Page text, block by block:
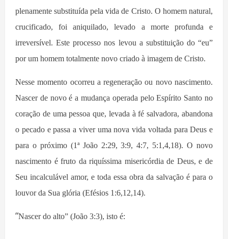
plenamente substituída pela vida de Cristo. O homem natural,
crucificado,foi aniquilado, levado a morte profunda e
irreversível. Este processo nos levou a substituição do “eu”
por um homem totalmente novo criado à imagem de Cristo.
Nesse momento ocorreu a regeneração ou novo nascimento.
Nascer de novo é a mudança operada pelo Espírito Santo no
coração de uma pessoa que, levada à fé salvadora, abandona
o pecado e passa a viver uma nova vida voltada para Deus e
para o próximo (1ª João 2:29, 3:9, 4:7, 5:1,4,18). O novo
nascimento é fruto da riquíssima misericórdia de Deus, e de
Seu incalculável amor, e toda essa obra da salvação é para o
louvor da Sua glória (Efésios 1:6,12,14).
“Nascer do alto” (João 3:3), isto é: